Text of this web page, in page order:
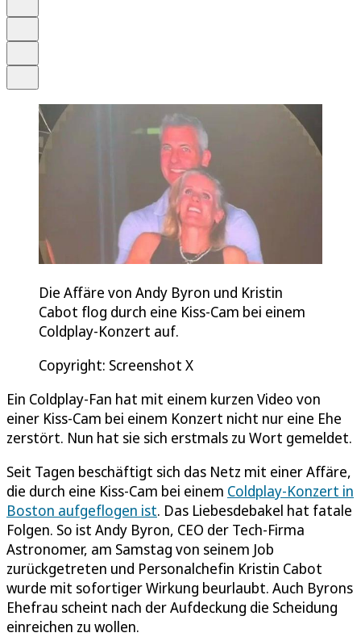
Die Affäre von Andy Byron und Kristin
Cabot flog durch eine Kiss-Cam bei einem
Coldplay-Konzert auf.
Copyright: Screenshot X
Ein Coldplay-Fan hat mit einem kurzen Video von
einer Kiss-Cam bei einem Konzert nicht nur eine Ehe
zerstört. Nun hat sie sich erstmals zu Wort gemeldet.
Seit Tagen beschäftigt sich das Netz mit einer Affäre,
die durch eine Kiss-Cam bei einem Coldplay-Konzert in
Boston aufgeflogen ist. Das Liebesdebakel hat fatale
Folgen. So ist Andy Byron, CEO der Tech-Firma
Astronomer, am Samstag von seinem Job
zurückgetreten und Personalchefin Kristin Cabot
wurde mit sofortiger Wirkung beurlaubt. Auch Byrons
Ehefrau scheint nach der Aufdeckung die Scheidung
einreichen zu wollen.